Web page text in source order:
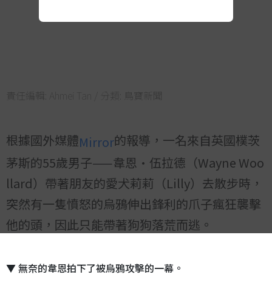
責任編輯: / 分類: 鳥寶新聞
根據國外媒體Mirror的報導，一名來自英國樸茨
茅斯的55歲男子——韋恩·伍拉德（Wayne Woo
llard）帶著朋友的愛犬莉莉（Lilly）去散步時，
突然有一隻憤怒的烏鴉伸出鋒利的爪子瘋狂襲擊
他的頭，因此只能帶著狗狗落荒而逃。
▼ 無奈的韋恩拍下了被烏鴉攻擊的一幕。